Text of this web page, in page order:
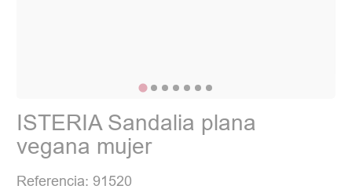
ISTERIA Sandalia plana
vegana mujer
Referencia: 91520